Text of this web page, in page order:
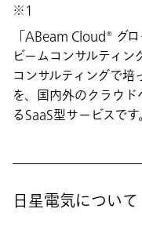
※1
「ABeam Cloud® グ
ビームコンサルティ
コンサルティングで培
を、国内外のクラウ
るSaaS型サービスです。
日星電気について